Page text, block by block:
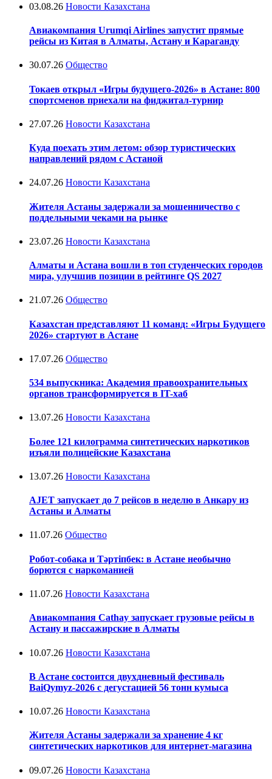
03.08.26 Новости Казахстана
Авиакомпания Urumqi Airlines запустит прямые
рейсы из Китая в Алматы, Астану и Караганду
30.07.26 Общество
Токаев открыл «Игры будущего-2026» в Астане: 800
спортсменов приехали на фиджитал-турнир
27.07.26 Новости Казахстана
Куда поехать этим летом: обзор туристических
направлений рядом с Астаной
24.07.26 Новости Казахстана
Жителя Астаны задержали за мошенничество с
поддельными чеками на рынке
23.07.26 Новости Казахстана
Алматы и Астана вошли в топ студенческих городов
мира, улучшив позиции в рейтинге QS 2027
21.07.26 Общество
Казахстан представляют 11 команд: «Игры Будущего
2026» стартуют в Астане
17.07.26 Общество
534 выпускника: Академия правоохранительных
органов трансформируется в IT-хаб
13.07.26 Новости Казахстана
Более 121 килограмма синтетических наркотиков
изъяли полицейские Казахстана
13.07.26 Новости Казахстана
AJET запускает до 7 рейсов в неделю в Анкару из
Астаны и Алматы
11.07.26 Общество
Робот-собака и Тәртіпбек: в Астане необычно
борются с наркоманией
11.07.26 Новости Казахстана
Авиакомпания Cathay запускает грузовые рейсы в
Астану и пассажирские в Алматы
10.07.26 Новости Казахстана
В Астане состоится двухдневный фестиваль
BaiQymyz-2026 с дегустацией 56 тонн кумыса
10.07.26 Новости Казахстана
Жителя Астаны задержали за хранение 4 кг
синтетических наркотиков для интернет-магазина
09.07.26 Новости Казахстана